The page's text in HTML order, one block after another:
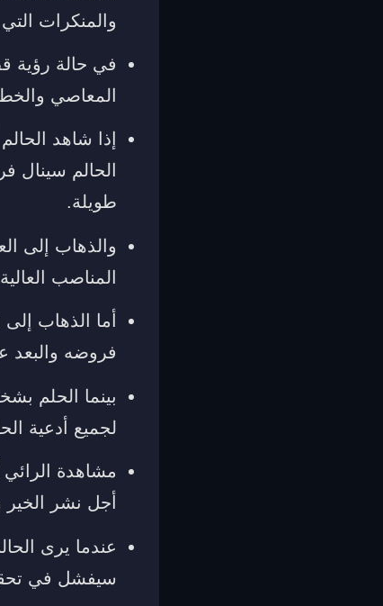
والمنكرات
في حالة رؤية
المعاصي
إذا شاهد
الحالم
طويلة.
والذهاب إلى
المناصب
أما الذهاب
فروضه والبعد
بينما الحلم
لجميع أدعية
مشاهدة
أجل نشر
عندما يرى
سيفشل في